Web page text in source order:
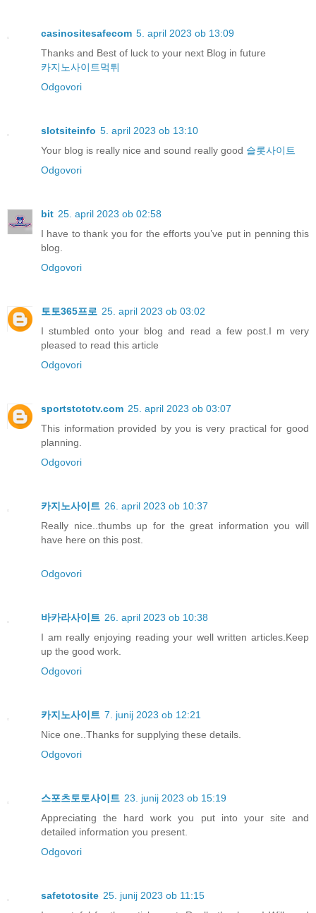
casinositesafecom 5. april 2023 ob 13:09
Thanks and Best of luck to your next Blog in future
카지노사이트먹튀
Odgovori
slotsiteinfo 5. april 2023 ob 13:10
Your blog is really nice and sound really good 슬롯사이트
Odgovori
bit 25. april 2023 ob 02:58
I have to thank you for the efforts you’ve put in penning this
blog.
Odgovori
토토365프로 25. april 2023 ob 03:02
I stumbled onto your blog and read a few post.I m very
pleased to read this article
Odgovori
sportstototv.com 25. april 2023 ob 03:07
This information provided by you is very practical for good
planning.
Odgovori
카지노사이트 26. april 2023 ob 10:37
Really nice..thumbs up for the great information you will
have here on this post.
Odgovori
바카라사이트 26. april 2023 ob 10:38
I am really enjoying reading your well written articles.Keep
up the good work.
Odgovori
카지노사이트 7. junij 2023 ob 12:21
Nice one..Thanks for supplying these details.
Odgovori
스포츠토토사이트 23. junij 2023 ob 15:19
Appreciating the hard work you put into your site and
detailed information you present.
Odgovori
safetotosite 25. junij 2023 ob 11:15